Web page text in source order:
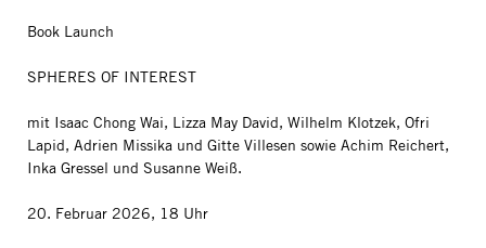
Book Launch
SPHERES OF INTEREST
mit Isaac Chong Wai, Lizza May David, Wilhelm Klotzek, Ofri
Lapid, Adrien Missika und Gitte Villesen sowie Achim Reichert,
Inka Gressel und Susanne Weiß.
20. Februar 2026, 18 Uhr